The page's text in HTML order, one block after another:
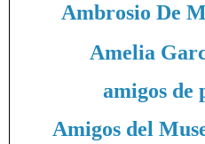
Ambrosio De
Amelia
amigos de
Amigos del